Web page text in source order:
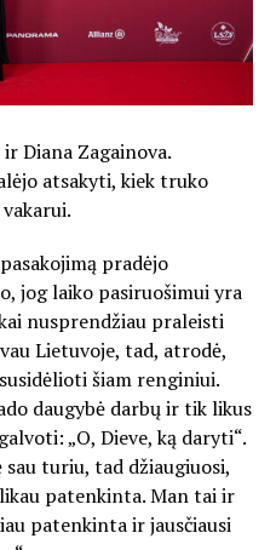
Diana Zagainova.
atsakyti, kiek truko
pradėjo
jog laiko pasiruošimui yra
nusprendžiau praleisti
Lietuvoje, tad, atrodė,
šiam renginiui.
daugybė darbų ir tik likus
„O, Dieve, ką daryti“.
turiu, tad džiaugiuosi,
patenkinta. Man tai ir
patenkinta ir jausčiausi